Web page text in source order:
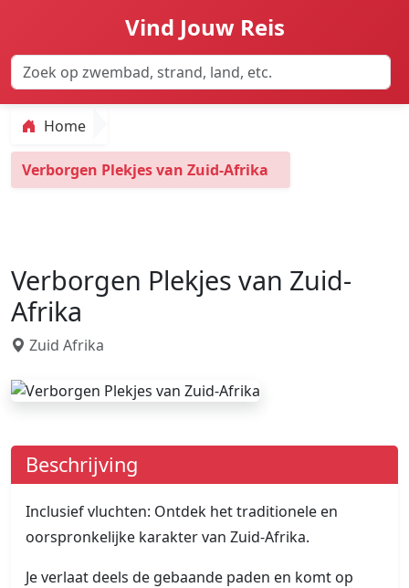
Vind Jouw Reis
Home
Verborgen Plekjes van Zuid-Afrika
Verborgen Plekjes van Zuid-
Afrika
Zuid Afrika
Beschrijving
Inclusief vluchten: Ontdek het traditionele en
oorspronkelijke karakter van Zuid-Afrika.
Je verlaat deels de gebaande paden en komt op